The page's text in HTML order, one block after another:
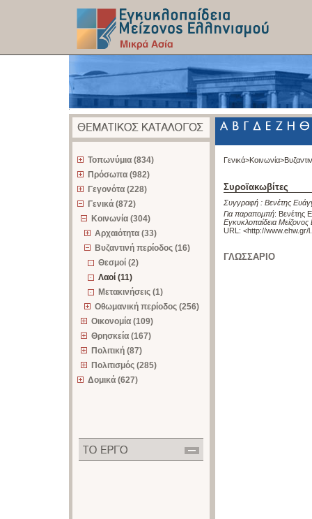
Τοπωνύμια (834)
Πρόσωπα (982)
Γεγονότα (228)
Γενικά (872)
Κοινωνία (304)
Αρχαιότητα (33)
Βυζαντινή περίοδος (16)
Θεσμοί (2)
Λαοί (11)
Μετακινήσεις (1)
Οθωμανική περίοδος (256)
Οικονομία (109)
Θρησκεία (167)
Πολιτική (87)
Πολιτισμός (285)
Δομικά (627)
Γενικά>Κοινωνία>
Συροϊακωβίτες
Συγγραφή : Βενέτης
Για παραπομπή: Βενέτης
Εγκυκλοπαίδεια
URL: <http://www.ehw.gr/
ΓΛΩΣΣΑΡΙΟ